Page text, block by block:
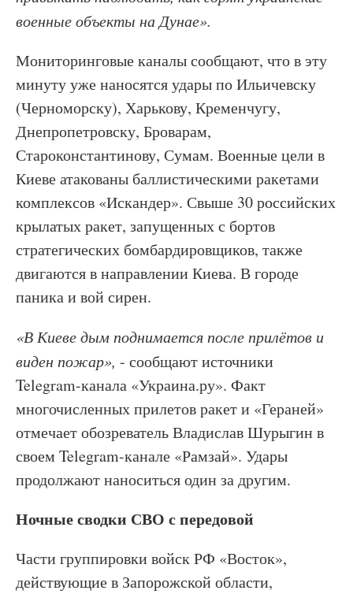
военные объекты на Дунае».
Мониторинговые каналы сообщают, что в эту
минуту уже наносятся удары по Ильичевску
(Черноморску), Харькову, Кременчугу,
Днепропетровску, Броварам,
Староконстантинову, Сумам. Военные цели в
Киеве атакованы баллистическими ракетами
комплексов «Искандер». Свыше 30 российских
крылатых ракет, запущенных с бортов
стратегических бомбардировщиков, также
двигаются в направлении Киева. В городе
паника и вой сирен.
«В Киеве дым поднимается после прилётов и
виден пожар», - сообщают источники
Telegram-канала «Украина.ру». Факт
многочисленных прилетов ракет и «Гераней»
отмечает обозреватель Владислав Шурыгин в
своем Telegram-канале «Рамзай». Удары
продолжают наноситься один за другим.
Ночные сводки СВО с передовой
Части группировки войск РФ «Восток»,
действующие в Запорожской области,